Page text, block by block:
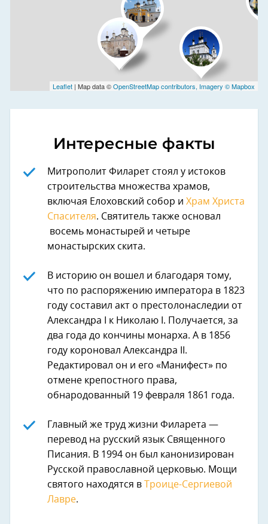
Leaflet | Map data ©OpenStreetMap contributors, Imagery ©Mapbox
Интересные факты
Митрополит Филарет стоял у истоков
строительства множества храмов,
включая Елоховский собор и Храм Христа
Спасителя. Святитель также основал
восемь монастырей и четыре
монастырских скита.
В историю он вошел и благодаря тому,
что по распоряжению императора в 1823
году составил акт о престолонаследии от
Александра I к Николаю I. Получается, за
два года до кончины монарха. А в 1856
году короновал Александра II.
Редактировал он и его «Манифест» по
отмене крепостного права,
обнародованный 19 февраля 1861 года.
Главный же труд жизни Филарета —
перевод на русский язык Священного
Писания. В 1994 он был канонизирован
Русской православной церковью. Мощи
святого находятся в
Троице-Сергиевой
Лавре.